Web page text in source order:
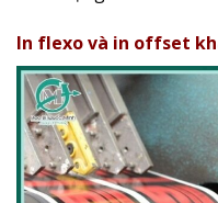
In flexo và in offset